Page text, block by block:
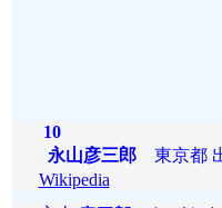
10
永山彦三郎東京都
Wikipedia